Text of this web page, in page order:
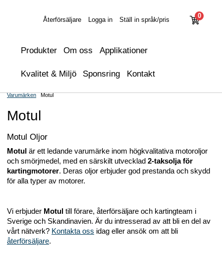
0
Ställ in språk/pris
Logga in
Återförsäljare
Produkter Om oss Applikationer
Kvalitet & Miljö Sponsring Kontakt
Varumärken Motul
Motul
Motul Oljor
Motul är ett ledande varumärke inom högkvalitativa motoroljor
och smörjmedel, med en särskilt utvecklad 2-taksolja för
kartingmotorer. Deras oljor erbjuder god prestanda och skydd
för alla typer av motorer.
Vi erbjuder Motul till förare, återförsäljare och kartingteam i
Sverige och Skandinavien. Är du intresserad av att bli en del av
vårt nätverk? Kontakta oss idag eller ansök om att bli
återförsäljare.